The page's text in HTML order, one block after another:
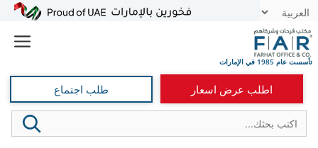
انتقل
المحتوى
اطلب عرض اسعار طلب اجتماع